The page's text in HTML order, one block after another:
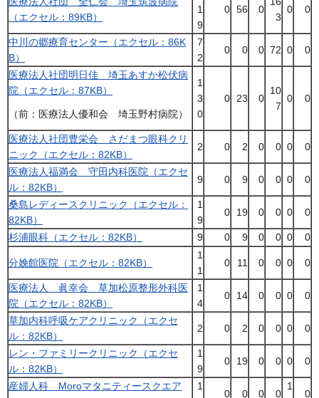
（エクセル：89KB）
1
9
0 56 0
3
0 0
中川の郷療育センター（エクセル：86K
B）
7
2
0 0 0 72 0 0
医療法人社団明日佳 埼玉あすか松伏病
院（エクセル：87KB）
（前：医療法人優和会 埼玉野村病院）
1
3
0
0 23 0
10
7
0 0
医療法人社団豊栄会 さだまつ眼科クリ
ニック（エクセル：82KB）
2 0 2 0 0 0 0
医療法人福満会 守田内科医院（エクセ
ル：82KB）
9 0 9 0 0 0 0
桑島レディースクリニック（エクセル：
82KB）
1
9
0 19 0 0 0 0
杉浦眼科（エクセル：82KB） 9 0 9 0 0 0 0
分娩館医院（エクセル：82KB）
1
1
0 11 0 0 0 0
医療法人 眞幸会 草加松原整形外科医
院（エクセル：82KB）
1
4
0 14 0 0 0 0
草加内科呼吸ケアクリニック（エクセ
ル：82KB）
2 0 2 0 0 0 0
レン・ファミリークリニック（エクセ
ル：82KB）
1
9
0 19 0 0 0 0
産婦人科 Moroマタニティースクエア
1
0 0 0 0
1
0